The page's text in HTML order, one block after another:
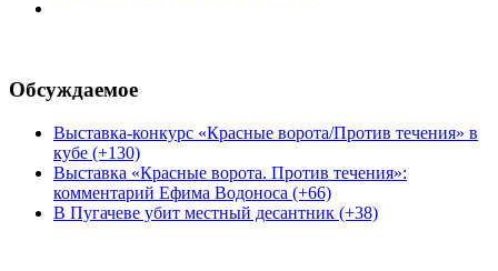
Обсуждаемое
Выставка-конкурс «Красные ворота/Против течения» в
кубе (+130)
Выставка «Красные ворота. Против течения»:
комментарий Ефима Водоноса (+66)
В Пугачеве убит местный десантник (+38)